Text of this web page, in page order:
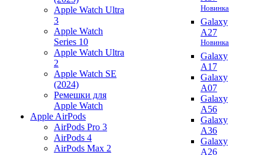
Apple Watch Ultra
3
Apple Watch
Series 10
Apple Watch Ultra
2
Apple Watch SE
(2024)
Ремешки для
Apple Watch
Apple AirPods
AirPods Pro 3
AirPods 4
AirPods Max 2
Новинка
Galaxy
A27
Новинка
Galaxy
A17
Galaxy
A07
Galaxy
A56
Galaxy
A36
Galaxy
A26